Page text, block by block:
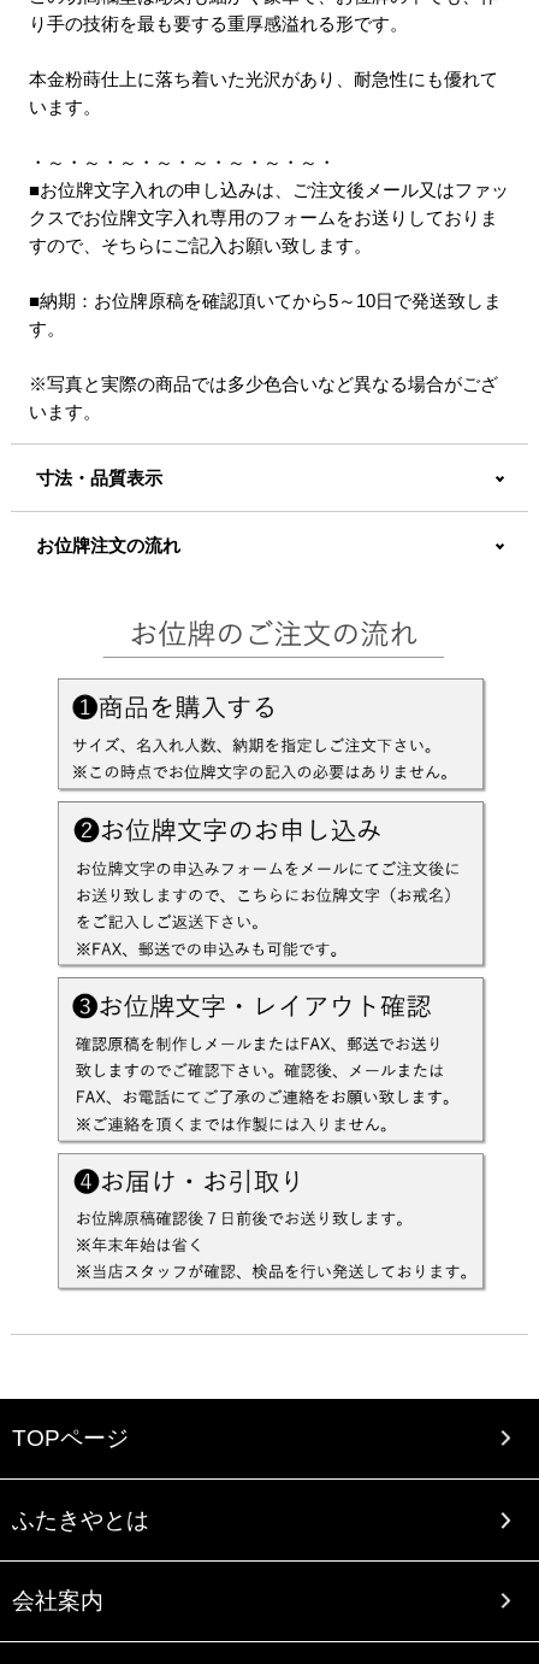
り手の技術を最も要する重厚感溢れる形です。
本金粉蒔仕上に落ち着いた光沢があり、耐急性にも優れて
います。
・～・～・～・～・～・～・～・～・
■お位牌文字入れの申し込みは、ご注文後メール又はファッ
クスでお位牌文字入れ専用のフォームをお送りしておりま
すので、そちらにご記入お願い致します。
■納期：お位牌原稿を確認頂いてから5～10日で発送致しま
す。
※写真と実際の商品では多少色合いなど異なる場合がござ
います。
寸法・品質表示
お位牌注文の流れ
TOPページ
ふたきやとは
会社案内